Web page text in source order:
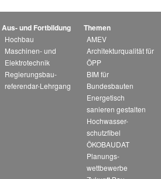
Aus- und Fortbildung
Hochbau
Maschinen- und
Elektrotechnik
Regierungsbau-
referendar-Lehrgang
Themen
AMEV
Architekturqualität für
ÖPP
BIM für
Bundesbauten
Energetisch
sanieren gestalten
Hochwasser-
schutzfibel
ÖKOBAUDAT
Planungs-
wettbewerbe